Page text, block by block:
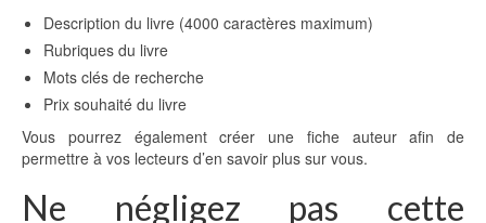
Description du livre (4000 caractères maximum)
Rubriques du livre
Mots clés de recherche
Prix souhaité du livre
Vous pourrez également créer une fiche auteur afin de
permettre à vos lecteurs d’en savoir plus sur vous.
Ne négligez pas cette